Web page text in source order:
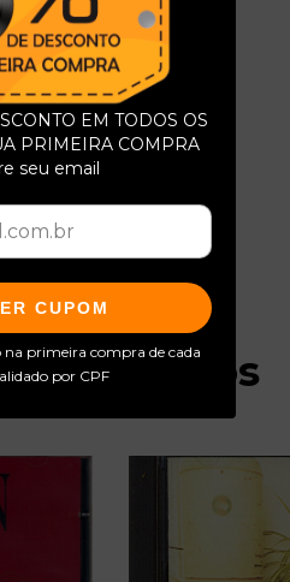
EM TODOS OS
PRIMEIRA COMPRA
seu email
CUPOM
na primeira compra de cada
por CPF